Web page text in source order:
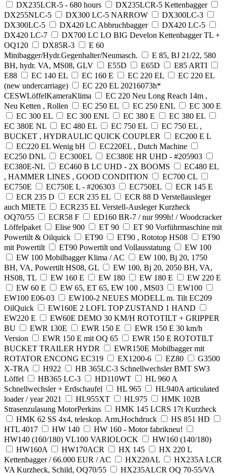
DX235LCR-5 - 680 hours
DX235LCR-5 Kettenbagger
DX255NLC-5
DX300 LC-5 NARROW
DX300LC-3
DX300LC-5
DX420 LC Abbruchbagger
DX420 LC-5
DX420 LC-7
DX700 LC LO BIG Develon Kettenbagger TL +
OQ120
DX85R-3
E 60
Minibagger/Hydr.Gegenhalter/Neumasch.
E 85, BJ 21/22, 580
BH, hydr. VA, MS08, GLV
E55D E65D
E85 ARTI
E88
EC 140 EL EC 160 E EC 220 EL
EC 220 EL
(new undercarriage)
EC 220 EL 20216073h*
CESWLöffelKameraKlima
EC 220 Neu Long Reach 14m ,
Neu Ketten , Rollen
EC 250 EL EC 250 ENL
EC 300 E
EC 300 EL
EC 300 ENL EC 380 E
EC 380 EL
EC 380E NL
EC 480 EL EC 750 EL
EC 750 EL ,
BUCKET , HYDRAULIC QUICK COUPLER
EC200 E L
EC220 EL Wenig bH
EC220EL , Dutch Machine
EC250 DNL
EC300EL
EC380E HR UHD - #205903
EC380E-NL
EC460 B LC UHD - 2X BOOMS
EC480 EL
, HAMMER LINES , GOOD CONDITION
EC700 CL
EC750E
EC750E L - #206303 EC750EL
ECR 145 E
ECR 235 D
ECR 235 EL
ECR 88 D Verstellausleger
auch MIETE
ECR235 EL Verstell-Ausleger Kurzheck
OQ70/55
ECR58 F
ED160 BR-7 / nur 999h! / Woodcracker
Löffelpaket
Elise 900 ET 90
ET 90 Vorführmaschine mit
Powertilt & Oilquick
ET90 ET90 , Rototop HS08
ET90
mit Powertilt
ET90 Powertilt und Vollausstatung
EW 100
EW 100 Mobilbagger Klima / AC
EW 100, Bj 20, 1750
BH, VA, Powertilt HS08, GL
EW 100, Bj 20, 2050 BH, VA,
HS08, TL
EW 160 E EW 180 EW 180 E
EW 220 E
EW 60 E
EW 65, ET 65, EW 100 , MS03
EW100
EW100 E06-03
EW100-2 NEUES MODELL m. Tilt EC209
OilQuick
EW160E 2 LOFL TOP ZUSTAND 1 HAND
EW220 E
EW60E DEMO 30 KM/H ROTOTILT + GRIPPER
BU
EWR 130E EWR 150 E
EWR 150 E 30 km/h
Version
EWR 150 E mit OQ 65
EWR 150 E ROTOTILT
BUCKET TRAILER HYDR
EWR150E Mobilbagger mit
ROTATOR ENCONG EC319
EX1200-6 EZ80
G3500
X-TRA
H922
HB 365LC-3 Schnellwechsler BMT SW3
Löffel
HB365 LC-3 HD110WT
HL 960 A
Schnellwechsler + Erdschaufel
HL 965
HL940A articulated
loader / year 2021
HL955XT HL975
HMK 102B
Strasenzulasung MotorPerkins
HMK 145 LCRS 17t Kurzheck
HMK 62 SS 4x4, teleskop. Arm,Hochdruck
HS 851 HD
HTL 4017
HW 140
HW 160 - Motor fabrikneu!
HW140 (160/180) VL100 VARIOLOCK
HW160 (140/180)
HW160A
HW170ACR HX 145
HX 220 L
Kettenbagger / 66.000 EUR / AC
HX220AL
HX235A LCR
VA Kurzheck, Schild, OQ70/55
HX235ALCR OQ 70-55/VA